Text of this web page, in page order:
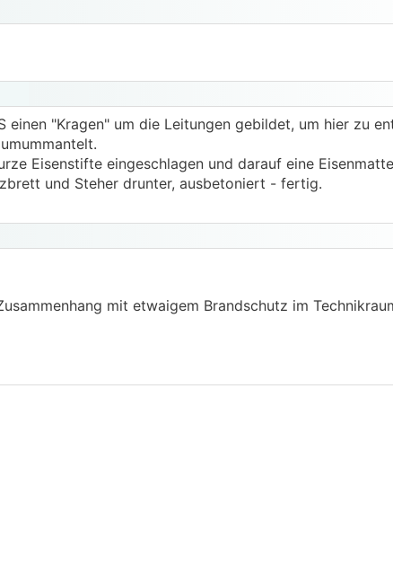
einen "Kragen" um die Leitungen gebildet, um hier zu
Eisenstifte eingeschlagen und darauf eine Eisenmatte
und Steher drunter, ausbetoniert - fertig.
mit etwaigem Brandschutz im